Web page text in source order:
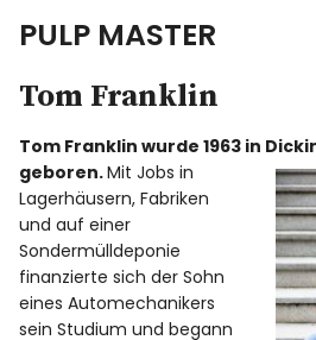
PULP MASTER
Programm
Verlag
Merch
News
Tom Franklin
Tom Franklin wurde 1963 in
geboren.Mit Jobs in
Lagerhäusern, Fabriken
und auf einer
Sondermülldeponie
finanzierte sich der Sohn
eines Automechanikers
sein Studium und begann